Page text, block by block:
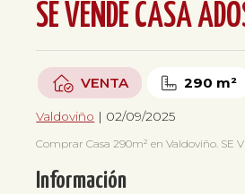
SE VENDE CASA
VENTA 290 m²
Valdoviño | 02/09/2025
Comprar Casa 290m² en Valdoviño. SE
Información